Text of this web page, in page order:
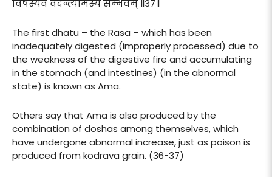
विषस्येव वदन्त्यामस्य सम्भवम् ॥३७॥
The first dhatu – the Rasa – which has been
inadequately digested (improperly processed) due to
the weakness of the digestive fire and accumulating
in the stomach (and intestines) (in the abnormal
state) is known as Ama.
Others say that Ama is also produced by the
combination of doshas among themselves, which
have undergone abnormal increase, just as poison is
produced from kodrava grain. (36-37)